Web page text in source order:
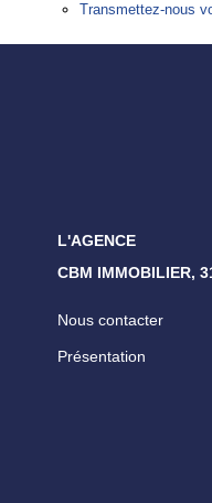
Transmettez-nous
L'AGENCE
CBM IMMOBILIER,
Nous contacter
Présentation